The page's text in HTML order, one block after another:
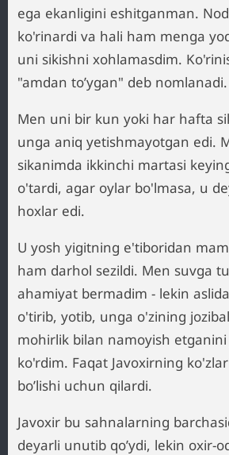
ega ekanligini eshitganman.
ko'rinardi va hali ham menga
uni sikishni xohlamasdim.
"amdan to’ygan" deb nomlanadi.
Men uni bir kun yoki har hafta
unga aniq yetishmayotgan edi.
sikanimda ikkinchi martasi
o'tardi, agar oylar bo'lmasa, u
hoxlar edi.
U yosh yigitning e'tiboridan
ham darhol sezildi. Men suvga
ahamiyat bermadim - lekin
o'tirib, yotib, unga o'zining
mohirlik bilan namoyish
ko'rdim. Faqat Javoxirning
bo’lishi uchun qilardi.
Javoxir bu sahnalarning
deyarli unutib qo’ydi, lekin oxir-